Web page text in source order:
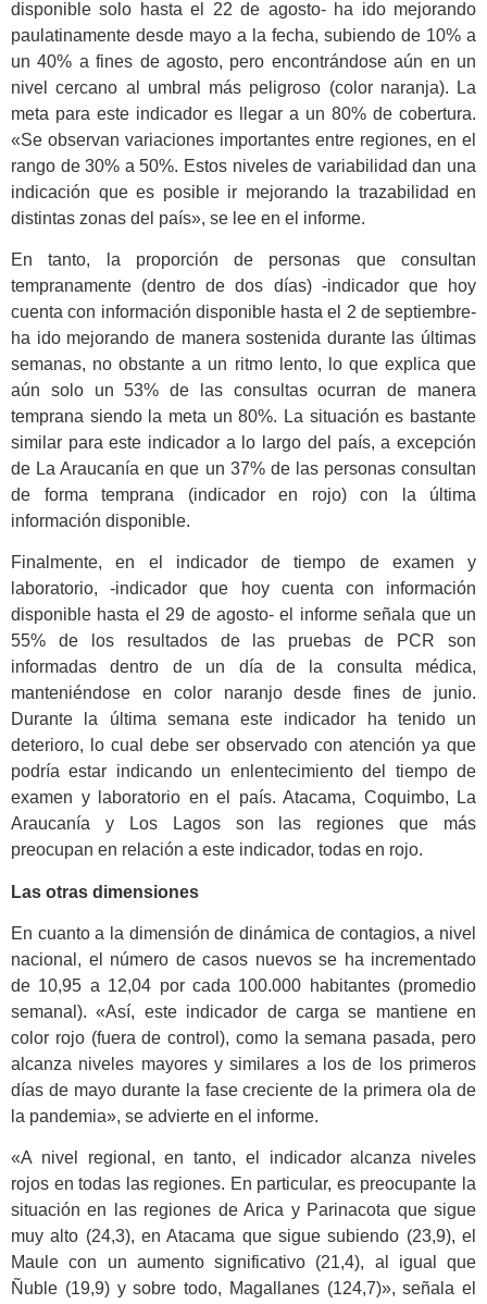
disponible solo hasta el 22 de agosto- ha ido mejorando
paulatinamente desde mayo a la fecha, subiendo de 10% a
un 40% a fines de agosto, pero encontrándose aún en un
nivel cercano al umbral más peligroso (color naranja). La
meta para este indicador es llegar a un 80% de cobertura.
«Se observan variaciones importantes entre regiones, en el
rango de 30% a 50%. Estos niveles de variabilidad dan una
indicación que es posible ir mejorando la trazabilidad en
distintas zonas del país», se lee en el informe.
En tanto, la proporción de personas que consultan
tempranamente (dentro de dos días) -indicador que hoy
cuenta con información disponible hasta el 2 de septiembre-
ha ido mejorando de manera sostenida durante las últimas
semanas, no obstante a un ritmo lento, lo que explica que
aún solo un 53% de las consultas ocurran de manera
temprana siendo la meta un 80%. La situación es bastante
similar para este indicador a lo largo del país, a excepción
de La Araucanía en que un 37% de las personas consultan
de forma temprana (indicador en rojo) con la última
información disponible.
Finalmente, en el indicador de tiempo de examen y
laboratorio, -indicador que hoy cuenta con información
disponible hasta el 29 de agosto- el informe señala que un
55% de los resultados de las pruebas de PCR son
informadas dentro de un día de la consulta médica,
manteniéndose en color naranjo desde fines de junio.
Durante la última semana este indicador ha tenido un
deterioro, lo cual debe ser observado con atención ya que
podría estar indicando un enlentecimiento del tiempo de
examen y laboratorio en el país. Atacama, Coquimbo, La
Araucanía y Los Lagos son las regiones que más
preocupan en relación a este indicador, todas en rojo.
Las otras dimensiones
En cuanto a la dimensión de dinámica de contagios, a nivel
nacional, el número de casos nuevos se ha incrementado
de 10,95 a 12,04 por cada 100.000 habitantes (promedio
semanal). «Así, este indicador de carga se mantiene en
color rojo (fuera de control), como la semana pasada, pero
alcanza niveles mayores y similares a los de los primeros
días de mayo durante la fase creciente de la primera ola de
la pandemia», se advierte en el informe.
«A nivel regional, en tanto, el indicador alcanza niveles
rojos en todas las regiones. En particular, es preocupante la
situación en las regiones de Arica y Parinacota que sigue
muy alto (24,3), en Atacama que sigue subiendo (23,9), el
Maule con un aumento significativo (21,4), al igual que
Ñuble (19,9) y sobre todo, Magallanes (124,7)», señala el